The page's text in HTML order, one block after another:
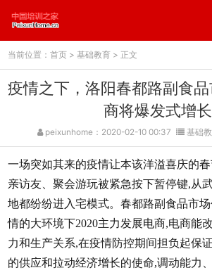
当前位置： 首页> 基础教育> 正文
疫情之下，洛阳春都路副食
商将爆发式增长
peixunhome：2020-02-10 00:37 基础
一场突如其来的疫情让本该洋溢喜庆的
亲访友、聚会游玩被紧急按下暂停键,从
地都纷纷进入宅模式。春都路副食品市
情的大环境下2020主力发展电商,电商能
力和生产关系,在疫情防控期间担负起保
的供应和拉动经济增长的使命,调动能力